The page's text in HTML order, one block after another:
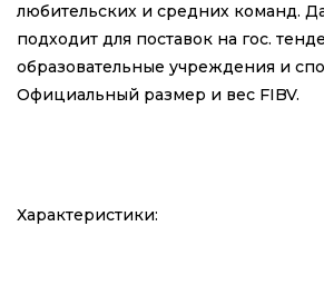
любительских и средних команд.
подходит для поставок на гос.
образовательные учреждения и
Официальный размер и вес FIBV.
Характеристики: